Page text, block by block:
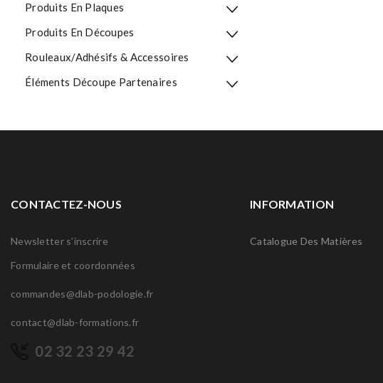
Produits En Plaques
Produits En Découpes
Rouleaux/Adhésifs & Accessoires
Éléments Découpe Partenaires
CONTACTEZ-NOUS
Newsletter s’inscrire
Formulaire et coordonnées
commandes@dlab-podologie.fr
contact@dlab-formations.fr
02 32 23 29 42
INFORMATION
Catalogue Des Matières